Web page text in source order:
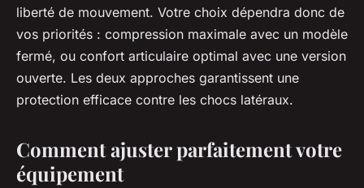
liberté de mouvement. Votre choix dépendra donc de
vos priorités : compression maximale avec un modèle
fermé, ou confort articulaire optimal avec une version
ouverte. Les deux approches garantissent une
protection efficace contre les chocs latéraux.
Comment ajuster parfaitement votre
équipement